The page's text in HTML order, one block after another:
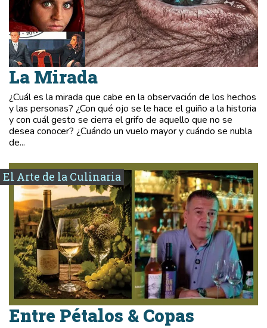
La Mirada
¿Cuál es la mirada que cabe en la observación de los hechos
y las personas? ¿Con qué ojo se le hace el guiño a la historia
y con cuál gesto se cierra el grifo de aquello que no se
desea conocer? ¿Cuándo un vuelo mayor y cuándo se nubla
de...
El Arte de la Culinaria
Entre Pétalos & Copas